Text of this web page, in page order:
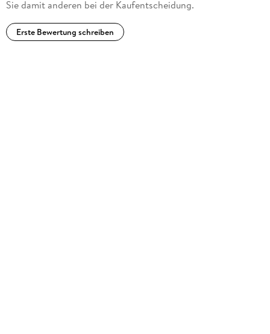
Sie damit anderen bei der Kaufentscheidung.
Erste Bewertung schreiben